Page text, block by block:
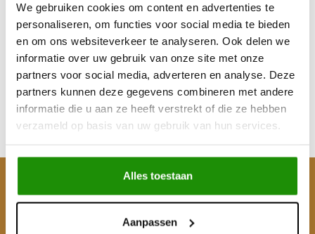
We gebruiken cookies om content en advertenties te
personaliseren, om functies voor social media te bieden
en om ons websiteverkeer te analyseren. Ook delen we
informatie over uw gebruik van onze site met onze
partners voor social media, adverteren en analyse. Deze
partners kunnen deze gegevens combineren met andere
informatie die u aan ze heeft verstrekt of die ze hebben
verzameld op basis van uw gebruik van hun services.
Alles toestaan
Aanpassen
Kinetisch recovery
touw 22mm / 9M /
11000KG 30% rek
€119,83
Excl. btw
Incl. btw
Kinetisch recovery rope
22mm / 6M / 11000KG
€95,04
Excl. btw
Incl. btw